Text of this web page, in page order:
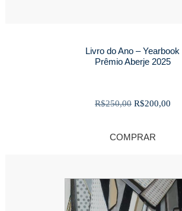
Livro do Ano – Yearbook
Prêmio Aberje 2025
R$250,00 O
R$200,00O
COMPRAR